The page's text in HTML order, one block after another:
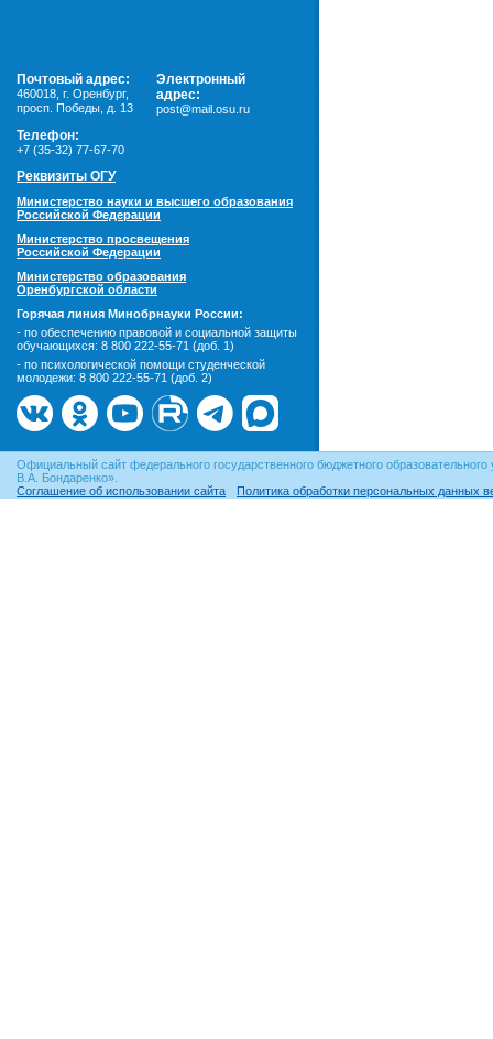
Почтовый адрес:
460018 г. Оренбург,
просп. Победы, д. 13
Электронный
адрес:
post@mail.osu.ru
Телефон:
+7 (35-32) 77-67-70
Реквизиты ОГУ
Министерство науки и высшего образования
Российской Федерации
Министерство просвещения
Российской Федерации
Министерство образования
Оренбургской области
Горячая линия Минобрнауки России:
- по обеспечению правовой и социальной защиты
обучающихся: 8 800 222-55-71 (доб. 1)
- по психологической помощи студенческой
молодежи: 8 800 222-55-71 (доб. 2)
Официальный сайт федерального государственного бюджетного
В.А. Бондаренко».
Соглашение об использовании сайта
Политика обработки персональных данных